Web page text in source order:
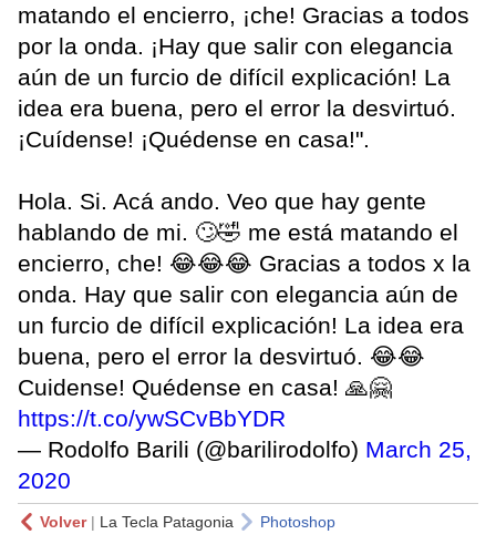
matando el encierro, ¡che! Gracias a todos
por la onda. ¡Hay que salir con elegancia
aún de un furcio de difícil explicación! La
idea era buena, pero el error la desvirtuó.
¡Cuídense! ¡Quédense en casa!".
Hola. Si. Acá ando. Veo que hay gente
hablando de mi. 🙄🤣 me está matando el
encierro, che! 😂😂😂 Gracias a todos x la
onda. Hay que salir con elegancia aún de
un furcio de difícil explicación! La idea era
buena, pero el error la desvirtuó. 😂😂
Cuidense! Quédense en casa! 🙏🤗
https://t.co/ywSCvBbYDR
— Rodolfo Barili (@barilirodolfo) March 25,
2020
Volver| La Tecla Patagonia Photoshop